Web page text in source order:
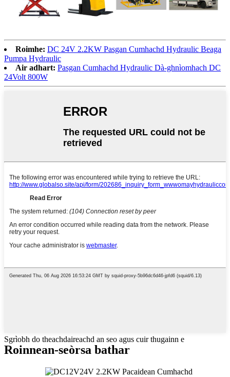
Roimhe: DC 24V 2.2KW Pasgan Cumhachd Hydraulic Beaga
Pumpa Hydraulic
Air adhart: Pasgan Cumhachd Hydraulic Dà-ghnìomhach DC
24Volt 800W
Sgrìobh do theachdaireachd an seo agus cuir thugainn e
Roinnean-seòrsa bathar